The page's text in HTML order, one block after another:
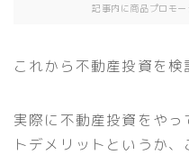
賃貸トラブル
記事内に商品プロモ
これから不動産投資を検
実際に不動産投資をや
トデメリットというか